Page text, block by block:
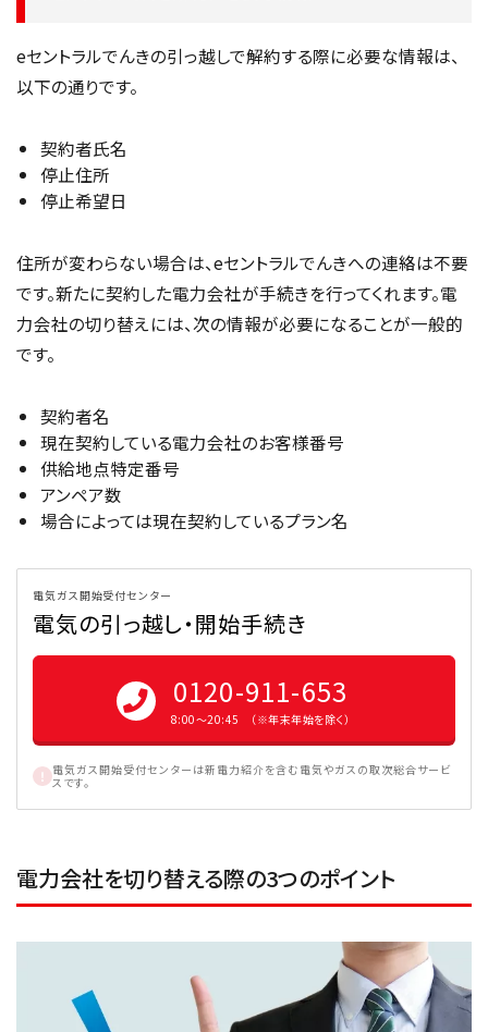
eセントラルでんきの引っ越しで解約する際に必要な情報は、
以下の通りです。
契約者氏名
停止住所
停止希望日
住所が変わらない場合は、eセントラルでんきへの連絡は不要
です。新たに契約した電力会社が手続きを行ってくれます。電
力会社の切り替えには、次の情報が必要になることが一般的
です。
契約者名
現在契約している電力会社のお客様番号
供給地点特定番号
アンペア数
場合によっては現在契約しているプラン名
電気ガス開始受付センター
電気の引っ越し・開始手続き
0120-911-653
8:00〜20:45 （※年末年始を除く）
電気ガス開始受付センターは新電力紹介を含む電気やガスの取次総合サービ
スです。
電力会社を切り替える際の3つのポイント